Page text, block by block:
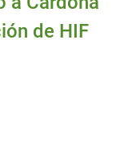
de HIF